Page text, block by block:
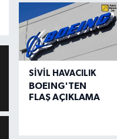
SIVIL HAVACILIK
BOEING'TEN
FLAŞ AÇIKLAMA